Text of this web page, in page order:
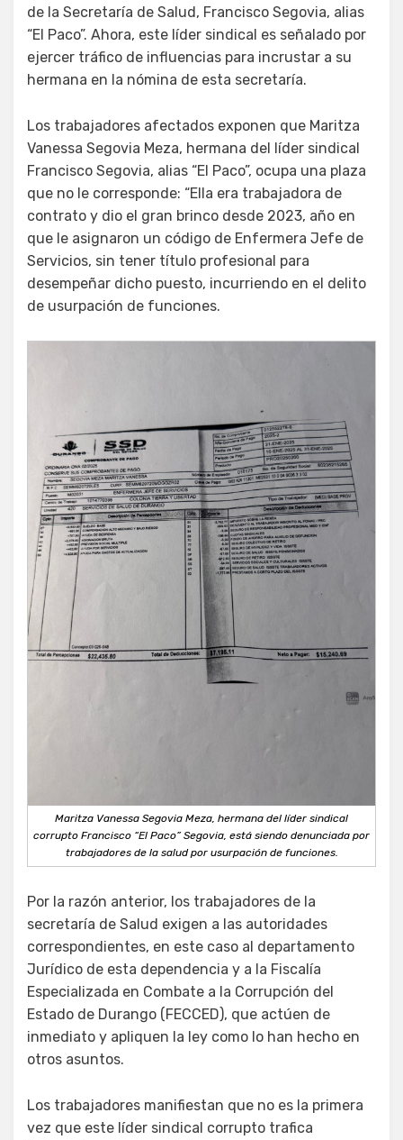
de la Secretaría de Salud, Francisco Segovia, alias
“El Paco”. Ahora, este líder sindical es señalado por
ejercer tráfico de influencias para incrustar a su
hermana en la nómina de esta secretaría.
Los trabajadores afectados exponen que Maritza
Vanessa Segovia Meza, hermana del líder sindical
Francisco Segovia, alias “El Paco”, ocupa una plaza
que no le corresponde: “Ella era trabajadora de
contrato y dio el gran brinco desde 2023, año en
que le asignaron un código de Enfermera Jefe de
Servicios, sin tener título profesional para
desempeñar dicho puesto, incurriendo en el delito
de usurpación de funciones.
Maritza Vanessa Segovia Meza, hermana del líder sindical
corrupto Francisco “El Paco” Segovia, está siendo denunciada por
trabajadores de la salud por usurpación de funciones.
Por la razón anterior, los trabajadores de la
secretaría de Salud exigen a las autoridades
correspondientes, en este caso al departamento
Jurídico de esta dependencia y a la Fiscalía
Especializada en Combate a la Corrupción del
Estado de Durango (FECCED), que actúen de
inmediato y apliquen la ley como lo han hecho en
otros asuntos.
Los trabajadores manifiestan que no es la primera
vez que este líder sindical corrupto trafica